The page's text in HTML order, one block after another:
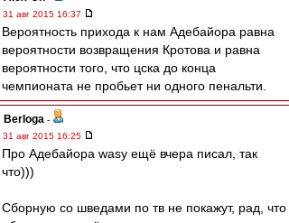
31 авг 2015 16:37
Вероятность прихода к нам Адебайора равна
вероятности возвращения Кротова и равна
вероятности того, что цска до конца
чемпионата не пробьет ни одного пенальти.
Berloga -
31 авг 2015 16:25
Про Адебайора wasy ещё вчера писал, так
что)))
Сборную со шведами по тв не покажут, рад, что